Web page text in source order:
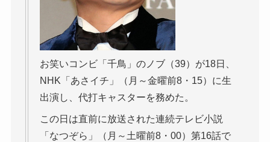
お笑いコンビ「千鳥」のノブ（39）が18日、
NHK「あさイチ」（月～金曜前8・15）に生
出演し、代打キャスターを務めた。
この日は直前に放送された連続テレビ小説
「なつぞら」（月～土曜前8・00）第16話で